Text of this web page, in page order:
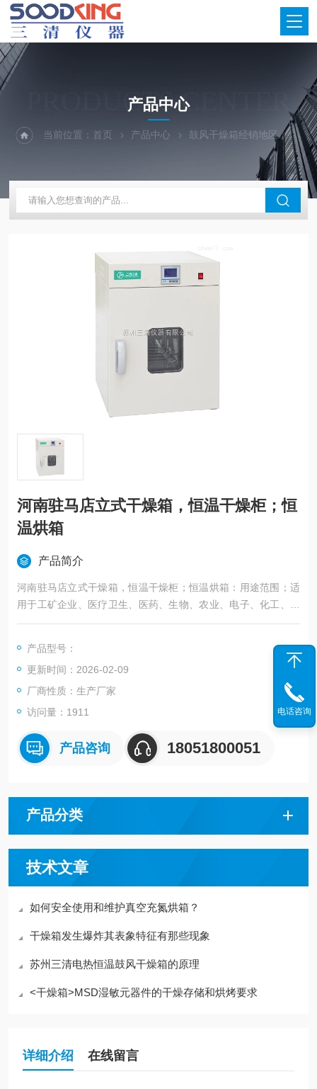
PRODUCTS CENTER
产品中心
当前位置：首页 产品中心 鼓风干燥箱经销地区 河
河南驻马店立式干燥箱，恒温干燥柜；恒
温烘箱
产品简介
河南驻马店立式干燥箱，恒温干燥柜；恒温烘箱：用途范围；适
用于工矿企业、医疗卫生、医药、生物、农业、电子、化工、环
境保护、科研单位等部门对物品进行烘焙、干燥、溶解、消毒等
产品型号：
更新时间：2026-02-09
厂商性质：生产厂家
访问量：1911
产品咨询 18051800051
产品分类
技术文章
如何安全使用和维护真空充氮烘箱？
干燥箱发生爆炸其表象特征有那些现象
苏州三清电热恒温鼓风干燥箱的原理
<干燥箱>MSD湿敏元器件的干燥存储和烘烤要求
详细介绍 在线留言
电话咨询